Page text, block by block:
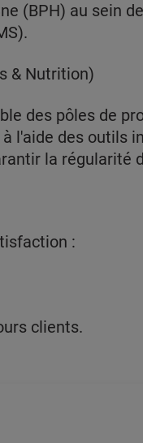
(BPH) au sein
& Nutrition)
des pôles de
l'aide des outils
la régularité
:
clients.